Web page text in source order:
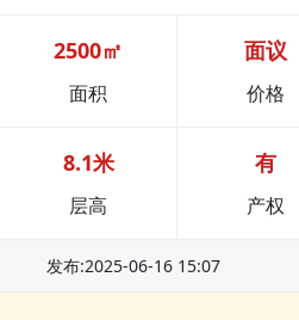
2500㎡
面积
面议
价格
8.1米
层高
有
产权
发布:2025-06-16 15:07